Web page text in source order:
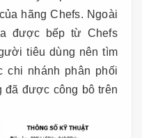
hãng Chefs. Ngoài
được bếp từ Chefs
tiêu dùng nên tìm
chi nhánh phân phối
đã được công bô trên